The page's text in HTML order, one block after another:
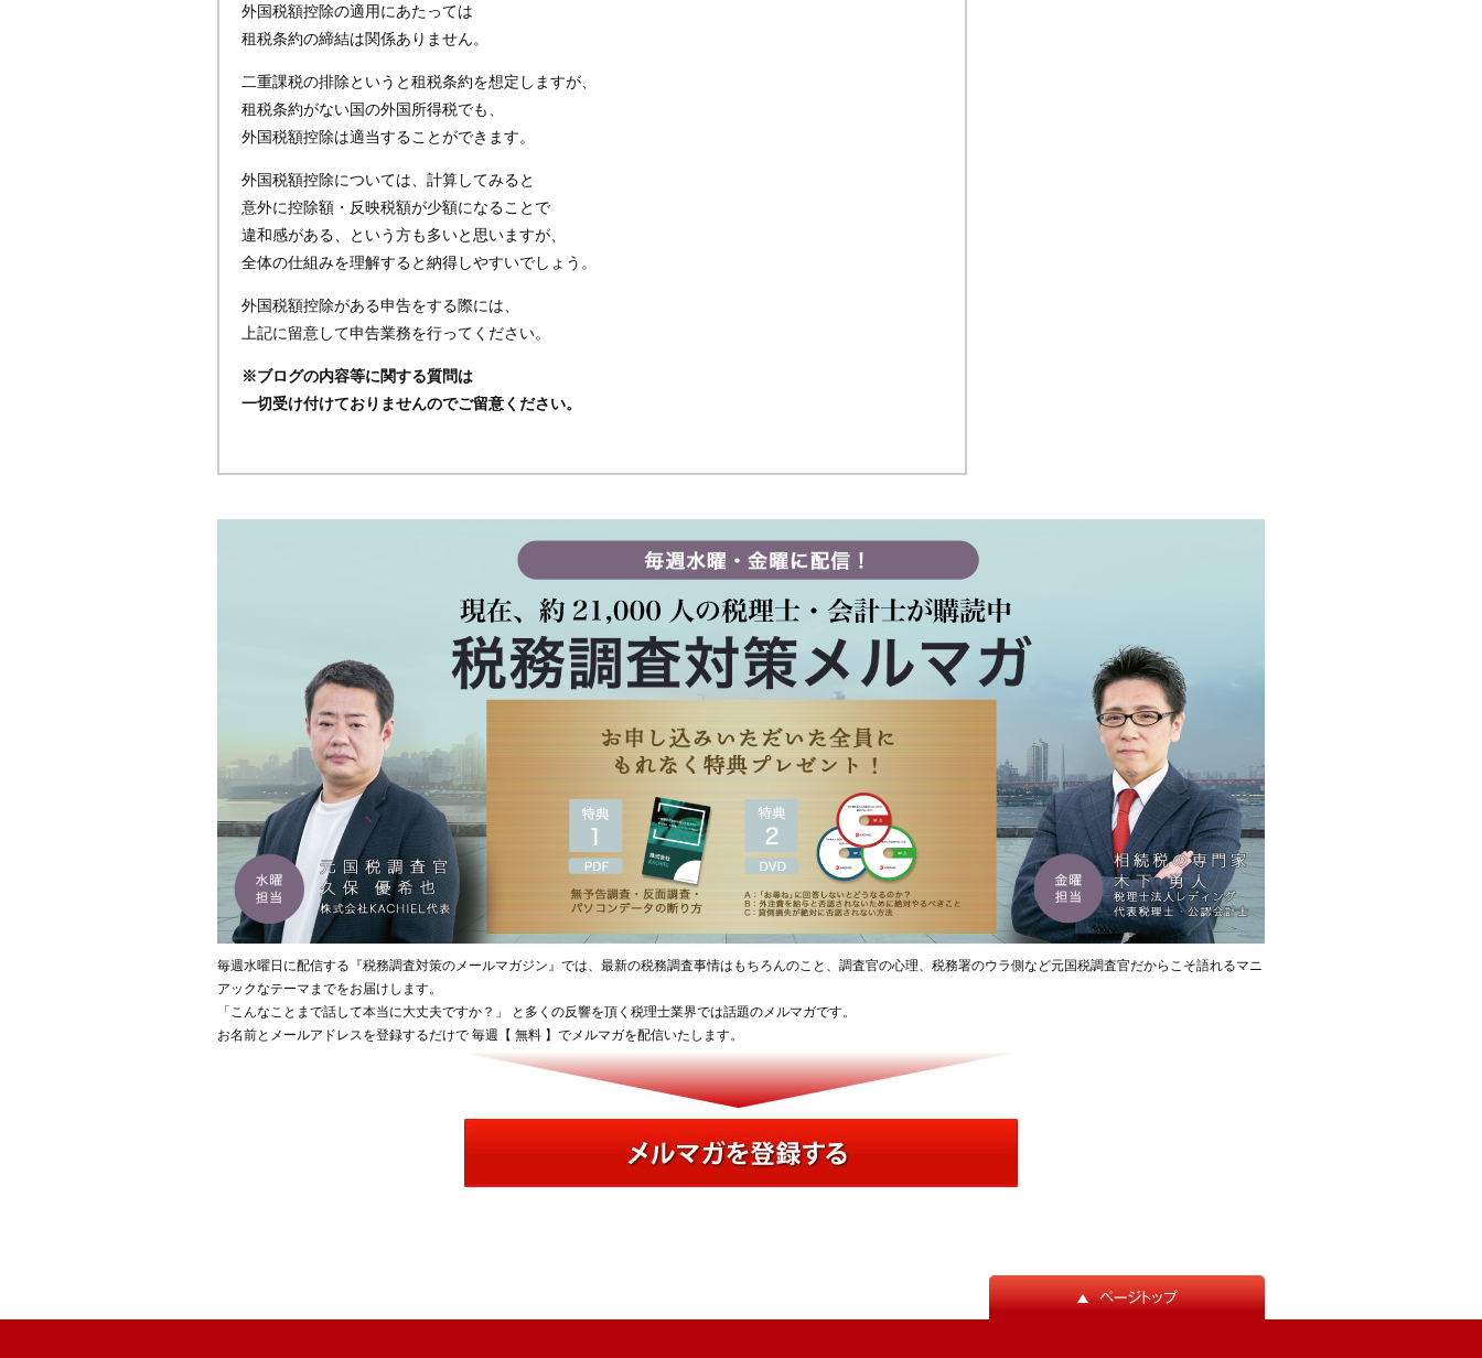
外国税額控除の適用にあたっては
租税条約の締結は関係ありません。
二重課税の排除というと租税条約を想定しますが、
租税条約がない国の外国所得税でも、
外国税額控除は適当することができます。
外国税額控除については、計算してみると
意外に控除額・反映税額が少額になることで
違和感がある、という方も多いと思いますが、
全体の仕組みを理解すると納得しやすいでしょう。
外国税額控除がある申告をする際には、
上記に留意して申告業務を行ってください。
※ブログの内容等に関する質問は
一切受け付けておりませんのでご留意ください。
毎週水曜日に配信する『税務調査対策のメールマガジン』では、最新の税務調査事情はもちろんのこと、調査官の心理、税務署のウラ側など元国税調査官だからこそ語れるマニ
アックなテーマまでをお届けします。
「こんなことまで話して本当に大丈夫ですか？」 と多くの反響を頂く税理士業界では話題のメルマガです。
お名前とメールアドレスを登録するだけで 毎週【 無料 】でメルマガを配信いたします。